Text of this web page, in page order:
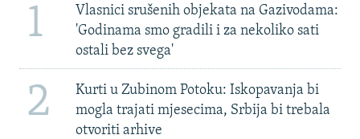
1
Vlasnici srušenih objekata na Gazivodama:
'Godinama smo gradili i za nekoliko sati
ostali bez svega'
2
Kurti u Zubinom Potoku: Iskopavanja bi
mogla trajati mjesecima, Srbija bi trebala
otvoriti arhive